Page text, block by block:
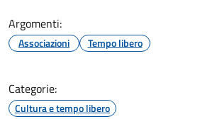
Argomenti:
Associazioni Tempo libero
Categorie:
Cultura e tempo libero